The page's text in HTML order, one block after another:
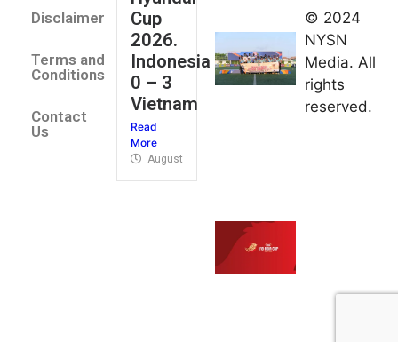
Disclaimer
Terms and
Conditions
Contact
Us
Cup
2026.
Indonesia
0 – 3
Vietnam
Read
More
August 4, 2026
umum
Kejurnas
Panahan
Junior di
Kudus
grup
© 2024
NYSN
Media. All
rights
reserved.